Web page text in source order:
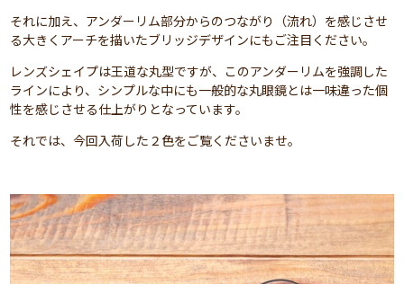
それに加え、アンダーリム部分からのつながり（流れ）を感じさせ
る大きくアーチを描いたブリッジデザインにもご注目ください。
レンズシェイプは王道な丸型ですが、このアンダーリムを強調した
ラインにより、シンプルな中にも一般的な丸眼鏡とは一味違った個
性を感じさせる仕上がりとなっています。
それでは、今回入荷した２色をご覧くださいませ。